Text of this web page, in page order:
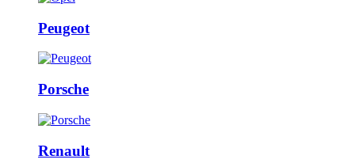
Peugeot
Porsche
Renault